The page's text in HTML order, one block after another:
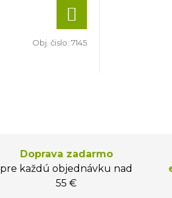
Obj. čislo: 7145
Doprava zadarmo
pre každú objednávku nad
55 €